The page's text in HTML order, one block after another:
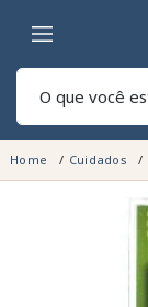
Home Cuidados